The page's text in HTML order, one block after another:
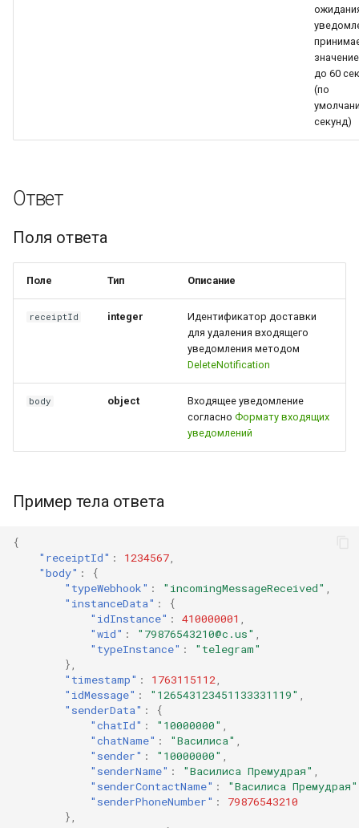
до 60
(по
секунд)
Ответ
Поля ответа
Поле Тип Описание
receiptId integer
Идентификатор доставки
для удаления входящего
уведомления методом
DeleteNotification
body object
Входящее уведомление
согласно Формату входящих
уведомлений
Пример тела ответа
{
"receiptId" : 1234567
"body" :
{
"typeWebhook" : "incomingMessageReceived"
"instanceData" :
{
"idInstance" : 410000001
"wid" : "79876543210@c.us"
"typeInstance" :
"telegram"
},
"timestamp" : 1763115112
"idMessage" : "126543123451133331119"
"senderData" :
{
"chatId" : "10000000"
"chatName" : "Василиса"
"sender" : "10000000"
"senderName" : "Василиса Премудрая"
"senderContactName" : "Василиса Премудрая"
"senderPhoneNumber" :
79876543210
},